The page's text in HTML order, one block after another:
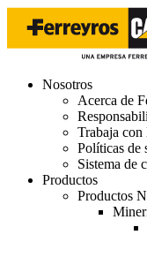
Nosotros
Acerca de
Trabaja con
Políticas de
Sistema de
Productos
Productos